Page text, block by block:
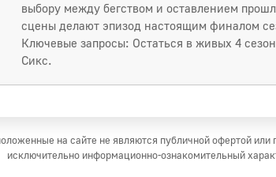
выбору между бегством и оставлением
сцены делают эпизод настоящим финалом
Ключевые запросы: Остаться в живых 4
Сикс.
на сайте не являются публичной офертой
исключительно информационно-ознакомительный